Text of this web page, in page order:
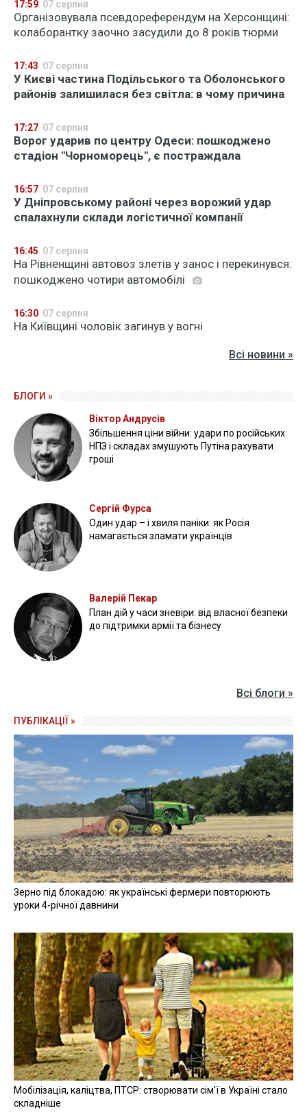
17:59 07 серпня
Організовувала псевдореферендум на Херсонщині:
колаборантку заочно засудили до 8 років тюрми
17:43 07 серпня
У Києві частина Подільського та Оболонського
районів залишилася без світла: в чому причина
17:27 07 серпня
Ворог ударив по центру Одеси: пошкоджено
стадіон "Чорноморець", є постраждала
16:57 07 серпня
У Дніпровському районі через ворожий удар
спалахнули склади логістичної компанії
16:45 07 серпня
На Рівненщині автовоз злетів у занос і перекинувся:
пошкоджено чотири автомобілі
16:30 07 серпня
На Київщині чоловік загинув у вогні
Всі новини »
БЛОГИ »
Віктор Андрусів
Збільшення ціни війни: удари по російських
НПЗ і складах змушують Путіна рахувати
гроші
Сергій Фурса
Один удар – і хвиля паніки: як Росія
намагається зламати українців
Валерій Пекар
План дій у часи зневіри: від власної безпеки
до підтримки армії та бізнесу
Всі блоги »
ПУБЛІКАЦІЇ »
Зерно під блокадою: як українські фермери повторюють
уроки 4-річної давнини
Мобілізація, каліцтва, ПТСР: створювати сім'ї в Україні стало
складніше